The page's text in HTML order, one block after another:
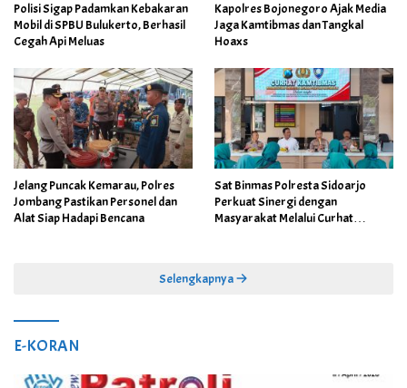
Polisi Sigap Padamkan Kebakaran
Mobil di SPBU Bulukerto, Berhasil
Cegah Api Meluas
Kapolres Bojonegoro Ajak Media
Jaga Kamtibmas dan Tangkal
Hoaxs
Jelang Puncak Kemarau, Polres
Jombang Pastikan Personel dan
Alat Siap Hadapi Bencana
Sat Binmas Polresta Sidoarjo
Perkuat Sinergi dengan
Masyarakat Melalui Curhat
Selengkapnya
E-KORAN